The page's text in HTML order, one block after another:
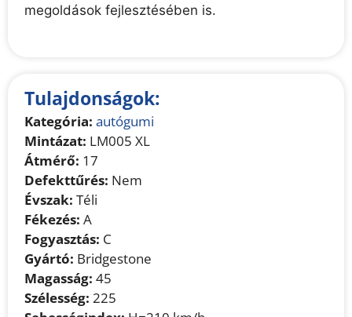
megoldások fejlesztésében is.
Tulajdonságok:
Kategória: autógumi
Mintázat: LM005 XL
Átmérő: 17
Defekttűrés: Nem
Évszak: Téli
Fékezés: A
Fogyasztás: C
Gyártó: Bridgestone
Magasság: 45
Szélesség: 225